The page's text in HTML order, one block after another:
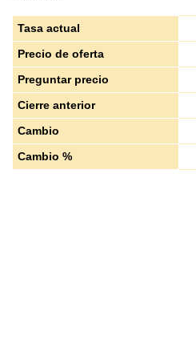
Tasa actual
Precio de oferta
Preguntar precio
Cierre anterior
Cambio
Cambio %